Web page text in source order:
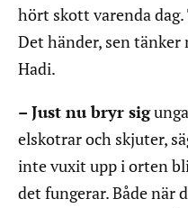
hört skott varenda
Det händer, sen tänker
Hadi.
– Just nu bryr sig
elskotrar och skjuter,
inte vuxit upp i orten
det fungerar. Både när